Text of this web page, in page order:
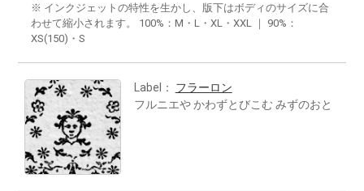
※ インクジェットの特性を生かし、版下はボディのサイズに合
わせて縮小されます。 100%：M・L・XL・XXL ｜ 90%：
XS(150)・S
Label： フラーロン
フルニエや かわずとびこむ みずのおと